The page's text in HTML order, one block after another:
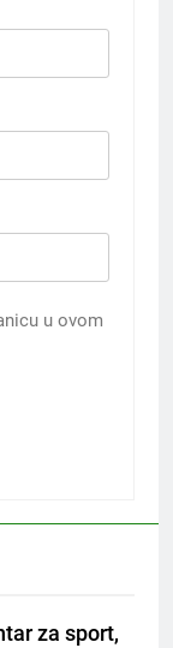
u ovom
za sport,